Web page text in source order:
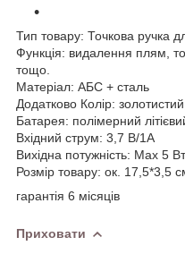
Тип товару: Точкова ручка
Функція: видалення плям,
тощо.
Матеріал: АБС + сталь
Додатково Колір:
Батарея: полімерний
Вхідний струм: 3,7 В/1A
Вихідна потужність: Max 5 Вт
Розмір товару: ок. 17,5*3,5
гарантія 6 місяців
Приховати